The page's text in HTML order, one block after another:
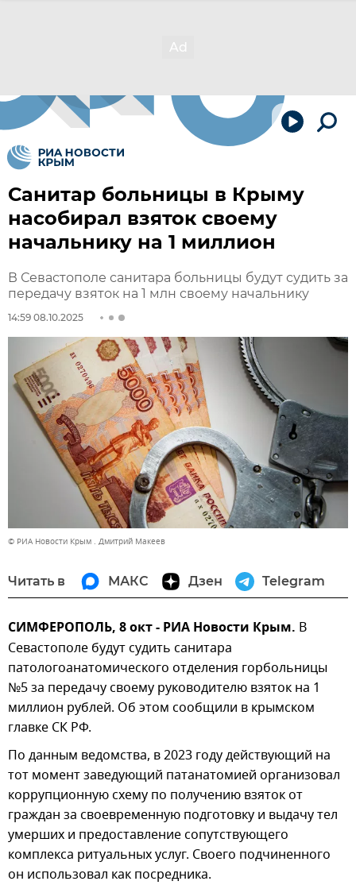
Санитар больницы в Крыму
насобирал взяток своему
начальнику на 1 миллион
В Севастополе санитара больницы будут судить за
передачу взяток на 1 млн своему начальнику
14:59 08.10.2025
© РИА Новости Крым . Дмитрий Макеев
Читать в МАКС Дзен Telegram
СИМФЕРОПОЛЬ, 8 окт - РИА Новости Крым. В
Севастополе будут судить санитара
патологоанатомического отделения горбольницы
№5 за передачу своему руководителю взяток на 1
миллион рублей. Об этом сообщили в крымском
главке СК РФ.
По данным ведомства, в 2023 году действующий на
тот момент заведующий патанатомией организовал
коррупционную схему по получению взяток от
граждан за своевременную подготовку и выдачу тел
умерших и предоставление сопутствующего
комплекса ритуальных услуг. Своего подчиненного
он использовал как посредника.